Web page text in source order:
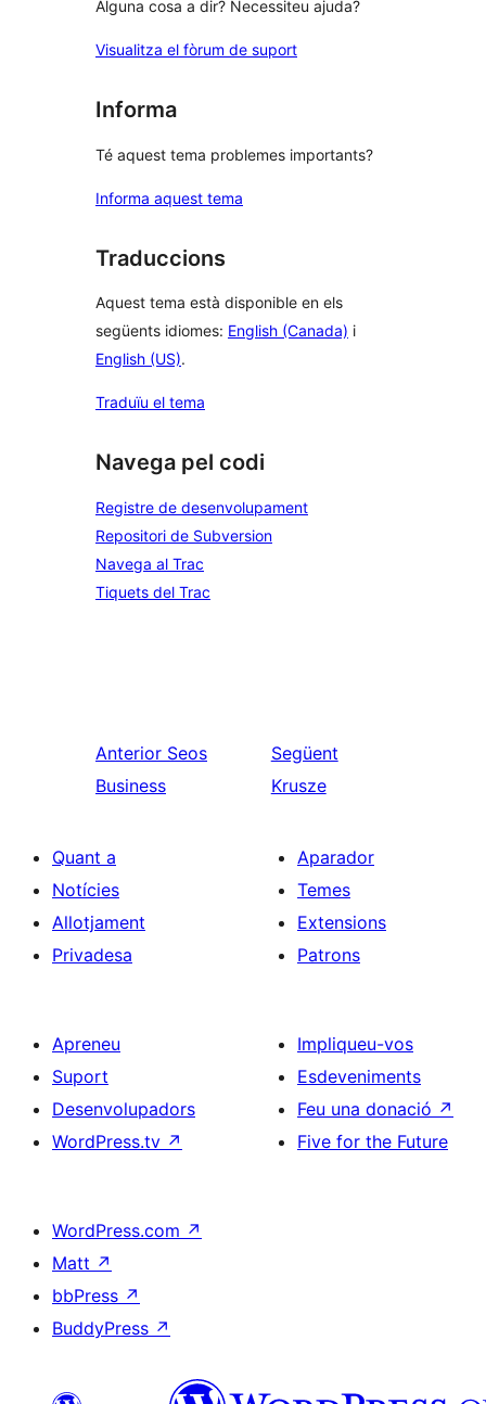
Alguna cosa a dir? Necessiteu ajuda?
Visualitza el fòrum de suport
Informa
Té aquest tema problemes importants?
Informa aquest tema
Traduccions
Aquest tema està disponible en els
següents idiomes: English (Canada) i
English (US).
Traduïu el tema
Navega pel codi
Registre de desenvolupament
Repositori de Subversion
Navega al Trac
Tiquets del Trac
Anterior Seos
Business
Següent
Krusze
Quant a
Notícies
Allotjament
Privadesa
Aparador
Temes
Extensions
Patrons
Apreneu
Suport
Desenvolupadors
WordPress.tv ↗
Impliqueu-vos
Esdeveniments
Feu una donació ↗
Five for the Future
WordPress.com ↗
Matt ↗
bbPress ↗
BuddyPress ↗